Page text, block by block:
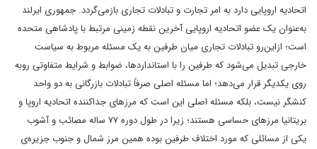
اتحادیه اروپایی دارد به امر تجارت و تبادلات تجاری بازمی‌گردد. جمهوری ایرلند
به‌عنوان یک عضو اتحادیه اروپایی آخرین نقطه زمینی مرتبط با پادشاهی متحده
است؛ ازاین‌رو تبادلات تجاری میان طرفین به یک مسئله‌ مربوط به سیاست
خارجی تبدیل می‌شود که طرفین را با استانداردها، ضوابط و شرایط متفاوتی روبه
روی یکدیگر قرار می‌دهد؛ اما مسئله‌ اصلی صرفاً تبادلات بازرگانی به دو واحد
کنشگر نیست، بلکه مسئله‌ اصلی این است که مرزهای جداکننده‌ اتحادیه‌ اروپا و
بریتانیا مرزهای حساسی هستند؛ زیرا در طول دوره ۷۷ ساله مصائب و آشوب
یکی از مسائلی که مورد اختلاف طرفین بوده همین مرز شمال و جنوب جزیره‌ی